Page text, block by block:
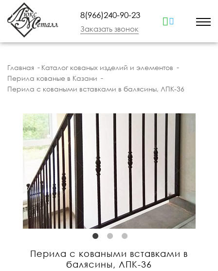
8(966)240-90-23
Заказать звонок
Главная
Каталог кованых изделий и элементов
Перила кованые в Казани
Перила с коваными вставками в балясины, ЛПК-36
Перила с коваными вставками в
балясины, ЛПК-36